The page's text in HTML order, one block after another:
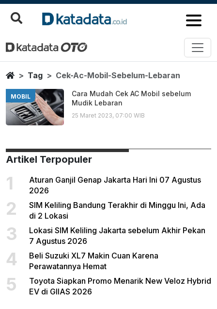
Cek Ac Mobil Sebelum Lebaran
Berita Terbaru
HomeTag Cek-Ac-Mobil-Sebelum-Lebaran
MOBIL
Cara Mudah Cek AC Mobil sebelum
Mudik Lebaran
25 Maret 2023, 07:00 WIB
Artikel Terpopuler
1
Aturan Ganjil Genap Jakarta Hari Ini 07 Agustus
2026
2
SIM Keliling Bandung Terakhir di Minggu Ini, Ada
di 2 Lokasi
3
Lokasi SIM Keliling Jakarta sebelum Akhir Pekan
7 Agustus 2026
4
Beli Suzuki XL7 Makin Cuan Karena
Perawatannya Hemat
5
Toyota Siapkan Promo Menarik New Veloz Hybrid
EV di GIIAS 2026